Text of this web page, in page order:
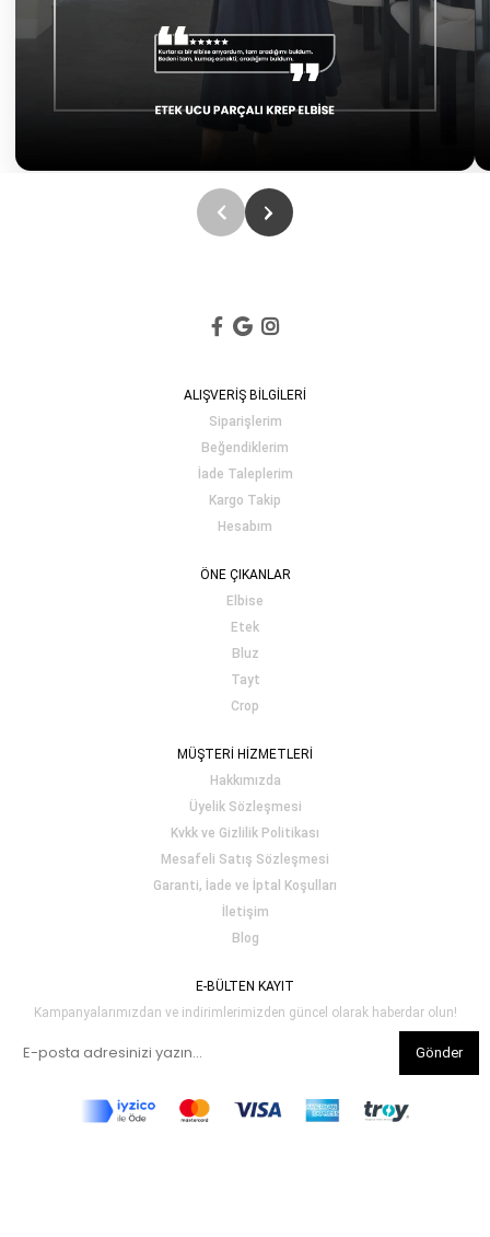
ALIŞVERİŞ BİLGİLERİ
Siparişlerim
Beğendiklerim
İade Taleplerim
Kargo Takip
Hesabım
ÖNE ÇIKANLAR
Elbise
Etek
Bluz
Tayt
Crop
MÜŞTERİ HİZMETLERİ
Hakkımızda
Üyelik Sözleşmesi
Kvkk ve Gizlilik Politikası
Mesafeli Satış Sözleşmesi
Garanti, İade ve İptal Koşulları
İletişim
Blog
E-BÜLTEN KAYIT
Kampanyalarımızdan ve indirimlerimizden güncel olarak haberdar olun!
Gönder